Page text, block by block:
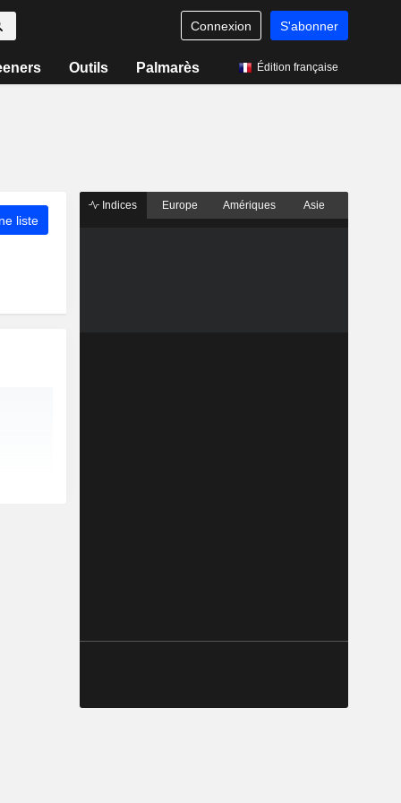
Connexion S'abonner
Outils Palmarès Édition française
liste
Indices Europe Amériques Asie